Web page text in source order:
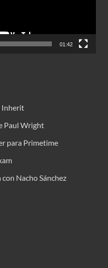
01:42
Inherit
Paul Wright
para Primetime
Nacho Sánchez